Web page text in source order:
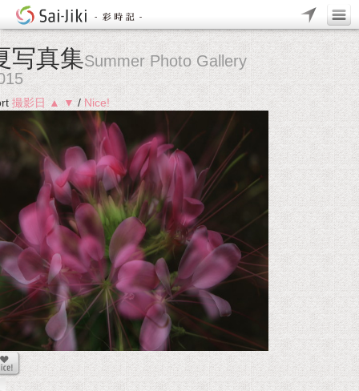
写真集Summer Photo Gallery
撮影日 ▲ ▼ / Nice!